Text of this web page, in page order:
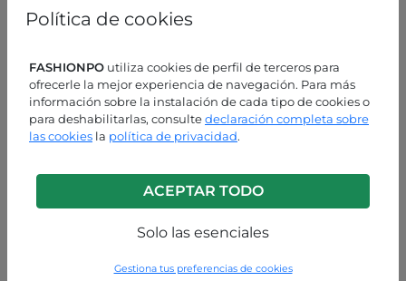
Política de cookies
FASHIONPO utiliza cookies de perfil de terceros para
ofrecerle la mejor experiencia de navegación. Para más
información sobre la instalación de cada tipo de cookies o
para deshabilitarlas, consultedeclaración completa sobre
las cookies la política de privacidad.
ACEPTAR TODO
Solo las esenciales
Gestiona tus preferencias de cookies